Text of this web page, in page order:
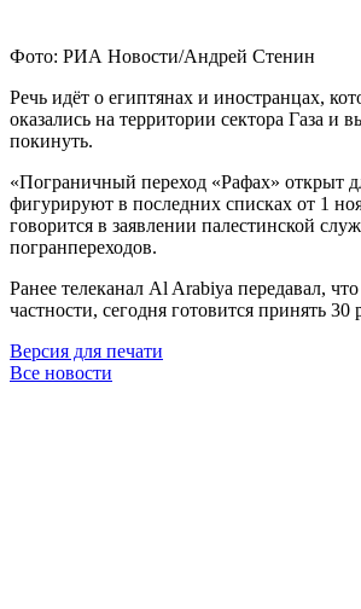
Фото: РИА Новости/Андрей Стенин
Речь идёт о египтянах и иностранцах,
оказались на территории сектора Газа и
покинуть.
«Пограничный переход «Рафах» открыт
фигурируют в последних списках от 1
говорится в заявлении палестинской
погранпереходов.
Ранее телеканал Al Arabiya передавал,
частности, сегодня готовится принять 30
Версия для печати
Все новости